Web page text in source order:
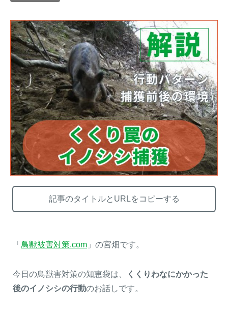
熊出没地域の対策法！安全な
アウトドアライフを送るため
に
ハクビシン対策の決定版「ハ
クビシン被害を減らすため
に」【2024年版】
メルマガ登録 お役立ち資料
ご相談
お問い合わせ
オンライン
ショップ
記事のタイトルとURLをコピーする
「 鳥獣被害対策.com 」の宮畑です。
今日の鳥獣害対策の知恵袋は、
くくりわなにかかった
後のイノシシの行動のお話しです。